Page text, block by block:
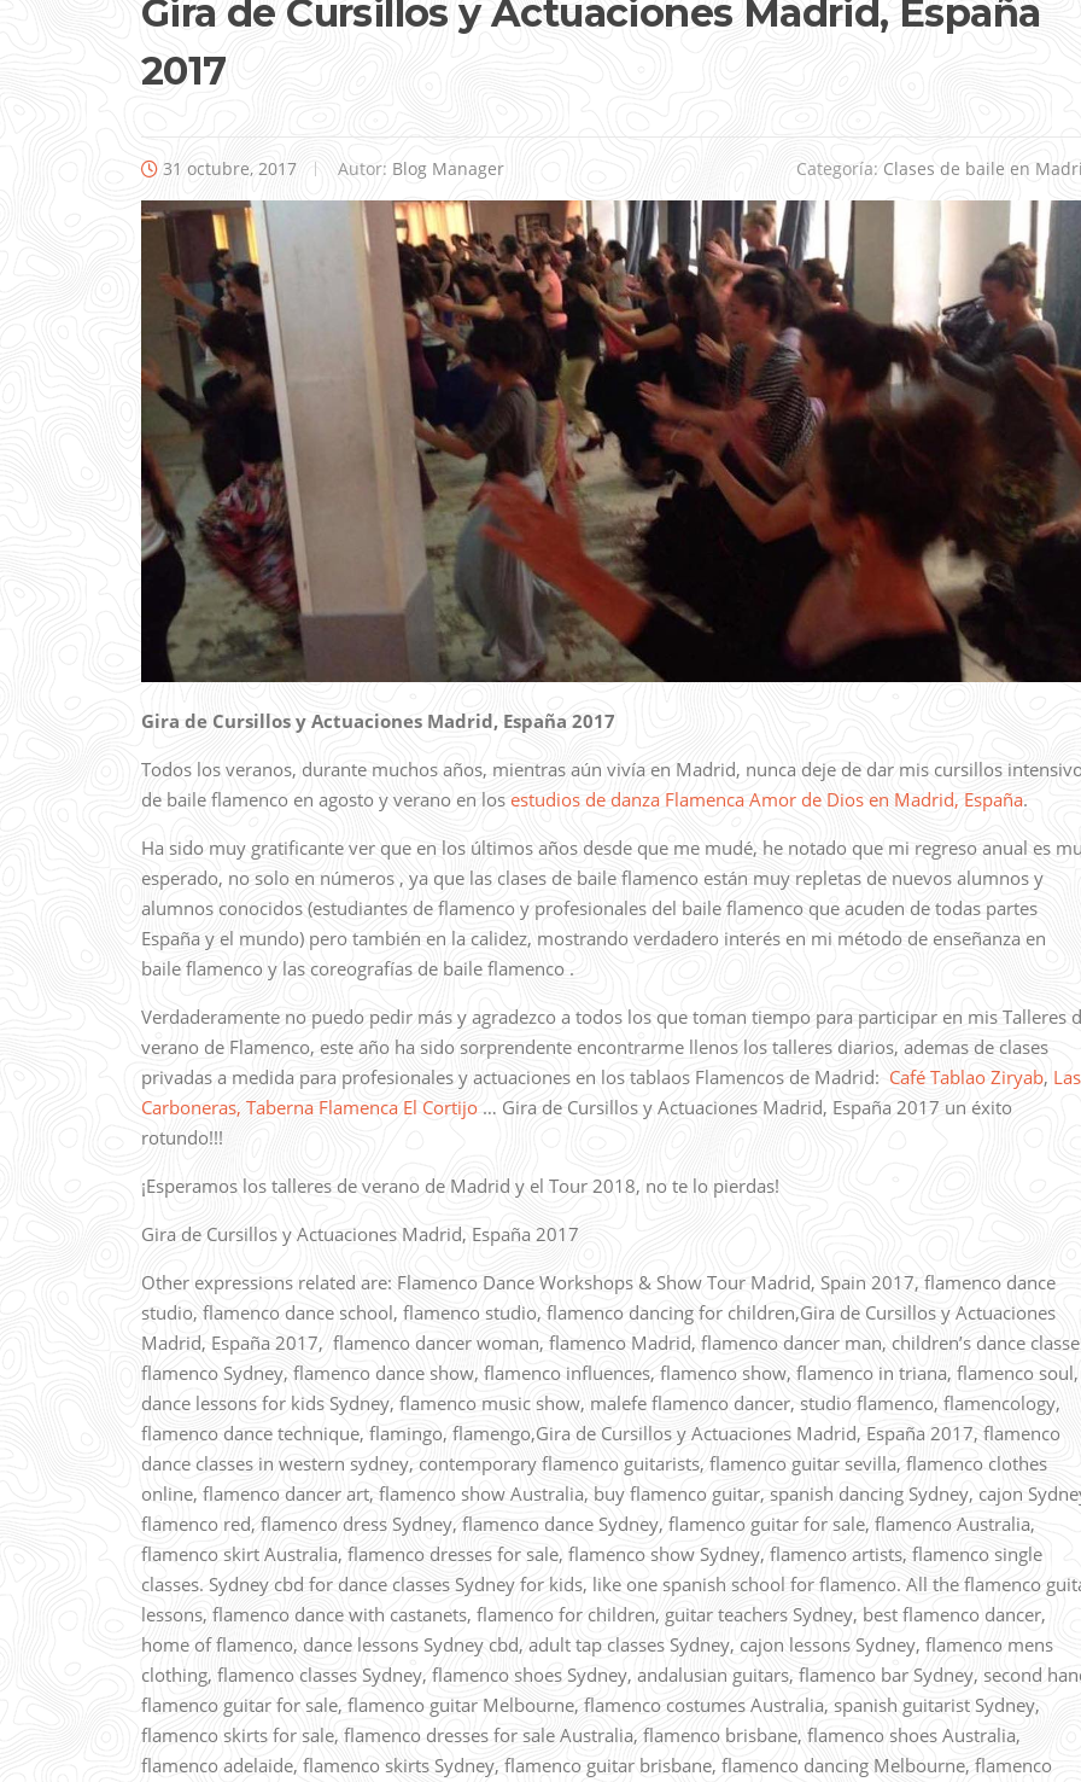
Gira de Cursillos y Actuaciones Madrid, España
2017
31 octubre, 2017 Autor: Blog Manager Categoría: Clases de baile en
Gira de Cursillos y Actuaciones Madrid, España 2017
Todos los veranos, durante muchos años, mientras aún vivía en Madrid, nunca deje de dar mis cursillos
de baile flamenco en agosto y verano en los estudios de danza Flamenca Amor de Dios en Madrid, España.
Ha sido muy gratificante ver que en los últimos años desde que me mudé, he notado que mi regreso anual es
esperado, no solo en números , ya que las clases de baile flamenco están muy repletas de nuevos alumnos y
alumnos conocidos (estudiantes de flamenco y profesionales del baile flamenco que acuden de todas partes
España y el mundo) pero también en la calidez, mostrando verdadero interés en mi método de enseñanza en
baile flamenco y las coreografías de baile flamenco .
Verdaderamente no puedo pedir más y agradezco a todos los que toman tiempo para participar en mis Talleres
verano de Flamenco, este año ha sido sorprendente encontrarme llenos los talleres diarios, ademas de clases
privadas a medida para profesionales y actuaciones en los tablaos Flamencos de Madrid: Café Tablao Ziryab, Las
Carboneras, Taberna Flamenca El Cortijo … Gira de Cursillos y Actuaciones Madrid, España 2017 un éxito
rotundo!!!
¡Esperamos los talleres de verano de Madrid y el Tour 2018, no te lo pierdas!
Gira de Cursillos y Actuaciones Madrid, España 2017
Other expressions related are: Flamenco Dance Workshops & Show Tour Madrid, Spain 2017, flamenco dance
studio, flamenco dance school, flamenco studio, flamenco dancing for children,Gira de Cursillos y Actuaciones
Madrid, España 2017, flamenco dancer woman, flamenco Madrid, flamenco dancer man, children’s dance
flamenco Sydney, flamenco dance show, flamenco influences, flamenco show, flamenco in triana, flamenco soul,
dance lessons for kids Sydney, flamenco music show, malefe flamenco dancer, studio flamenco, flamencology,
flamenco dance technique, flamingo, flamengo,Gira de Cursillos y Actuaciones Madrid, España 2017, flamenco
dance classes in western sydney, contemporary flamenco guitarists, flamenco guitar sevilla, flamenco clothes
online, flamenco dancer art, flamenco show Australia, buy flamenco guitar, spanish dancing Sydney, cajon
flamenco red, flamenco dress Sydney, flamenco dance Sydney, flamenco guitar for sale, flamenco Australia,
flamenco skirt Australia, flamenco dresses for sale, flamenco show Sydney, flamenco artists, flamenco single
classes. Sydney cbd for dance classes Sydney for kids, like one spanish school for flamenco. All the flamenco
lessons, flamenco dance with castanets, flamenco for children, guitar teachers Sydney, best flamenco dancer,
home of flamenco, dance lessons Sydney cbd, adult tap classes Sydney, cajon lessons Sydney, flamenco mens
clothing, flamenco classes Sydney, flamenco shoes Sydney, andalusian guitars, flamenco bar Sydney, second
flamenco guitar for sale, flamenco guitar Melbourne, flamenco costumes Australia, spanish guitarist Sydney,
flamenco skirts for sale, flamenco dresses for sale Australia, flamenco brisbane, flamenco shoes Australia,
flamenco adelaide, flamenco skirts Sydney, flamenco guitar brisbane, flamenco dancing Melbourne, flamenco